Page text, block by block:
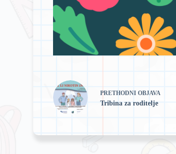
PRETHODNIOBJAVA
Tribina za roditelje